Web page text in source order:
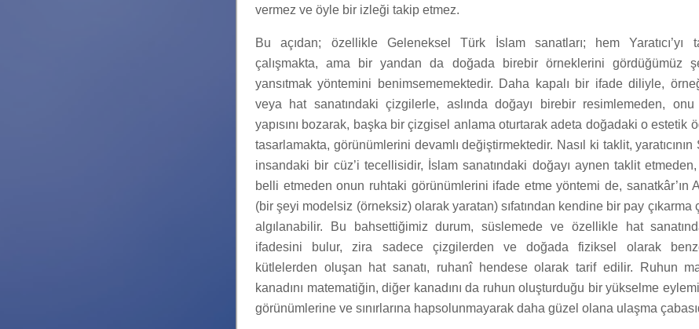
vermez ve öyle bir izleği takip etmez.
Bu açıdan; özellikle Geleneksel Türk İslam sanatları; hem Yaratıcı’yı
çalışmakta, ama bir yandan da doğada birebir örneklerini gördüğümüz
yansıtmak yöntemini benimsememektedir. Daha kapalı bir ifade diliyle,
veya hat sanatındaki çizgilerle, aslında doğayı birebir resimlemeden, onu
yapısını bozarak, başka bir çizgisel anlama oturtarak adeta doğadaki o estetik
tasarlamakta, görünümlerini devamlı değiştirmektedir. Nasıl ki taklit, yaratıcının
insandaki bir cüz’i tecellisidir, İslam sanatındaki doğayı aynen taklit
belli etmeden onun ruhtaki görünümlerini ifade etme yöntemi de, sanatkâr’ın
(bir şeyi modelsiz (örneksiz) olarak yaratan) sıfatından kendine bir pay çıkarma
algılanabilir. Bu bahsettiğimiz durum, süslemede ve özellikle hat
ifadesini bulur, zira sadece çizgilerden ve doğada fiziksel olarak
kütlelerden oluşan hat sanatı, ruhanî hendese olarak tarif edilir. Ruhun
kanadını matematiğin, diğer kanadını da ruhun oluşturduğu bir yükselme eylemi,
görünümlerine ve sınırlarına hapsolunmayarak daha güzel olana ulaşma